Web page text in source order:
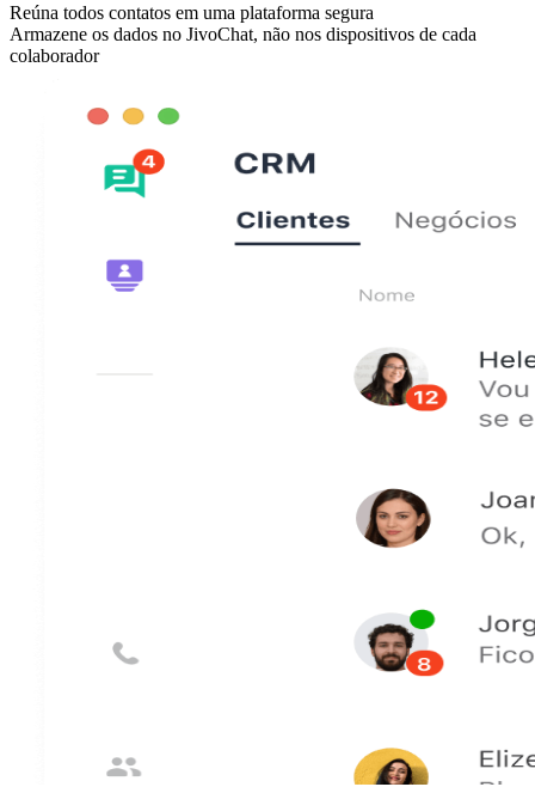
Reúna todos contatos em uma plataforma segura
Armazene os dados no JivoChat, não nos dispositivos de cada
colaborador